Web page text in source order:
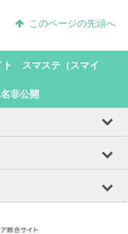
このページの先頭へ
ト スマステ（スマイ
名非公開